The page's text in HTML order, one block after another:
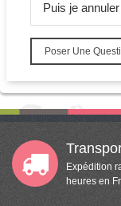
Puis je
Poser Une
Expédition
heures en